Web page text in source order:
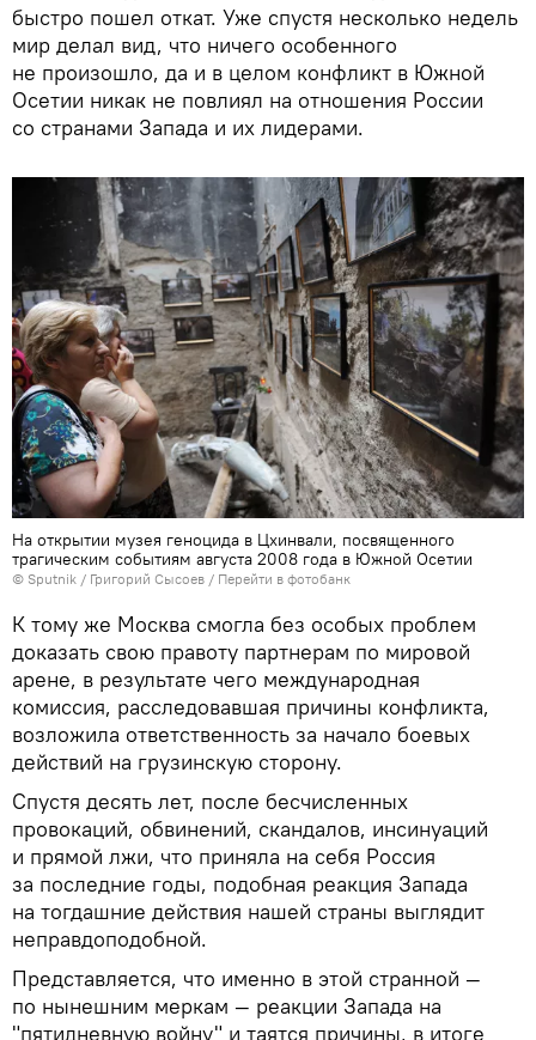
быстро пошел откат. Уже спустя несколько недель
мир делал вид, что ничего особенного
не произошло, да и в целом конфликт в Южной
Осетии никак не повлиял на отношения России
со странами Запада и их лидерами.
На открытии музея геноцида в Цхинвали, посвященного
трагическим событиям августа 2008 года в Южной Осетии
© Sputnik / Григорий Сысоев / Перейти в фотобанк
К тому же Москва смогла без особых проблем
доказать свою правоту партнерам по мировой
арене, в результате чего международная
комиссия, расследовавшая причины конфликта,
возложила ответственность за начало боевых
действий на грузинскую сторону.
Спустя десять лет, после бесчисленных
провокаций, обвинений, скандалов, инсинуаций
и прямой лжи, что приняла на себя Россия
за последние годы, подобная реакция Запада
на тогдашние действия нашей страны выглядит
неправдоподобной.
Представляется, что именно в этой странной —
по нынешним меркам — реакции Запада на
"пятидневную войну" и таятся причины, в итоге